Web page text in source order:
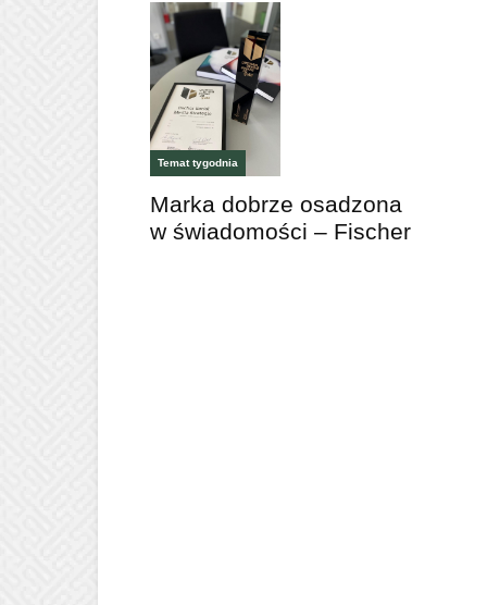
Temat tygodnia
Marka dobrze osadzona
w świadomości – Fischer